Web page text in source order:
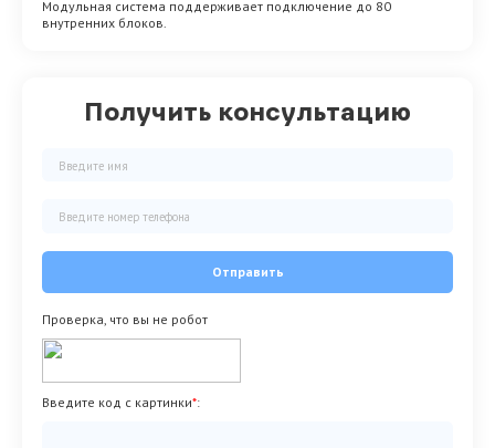
Получить консультацию
Отправить
Проверка, что вы не робот
Введите код с картинки*:
Модульная система поддерживает подключение до 80
внутренних блоков.